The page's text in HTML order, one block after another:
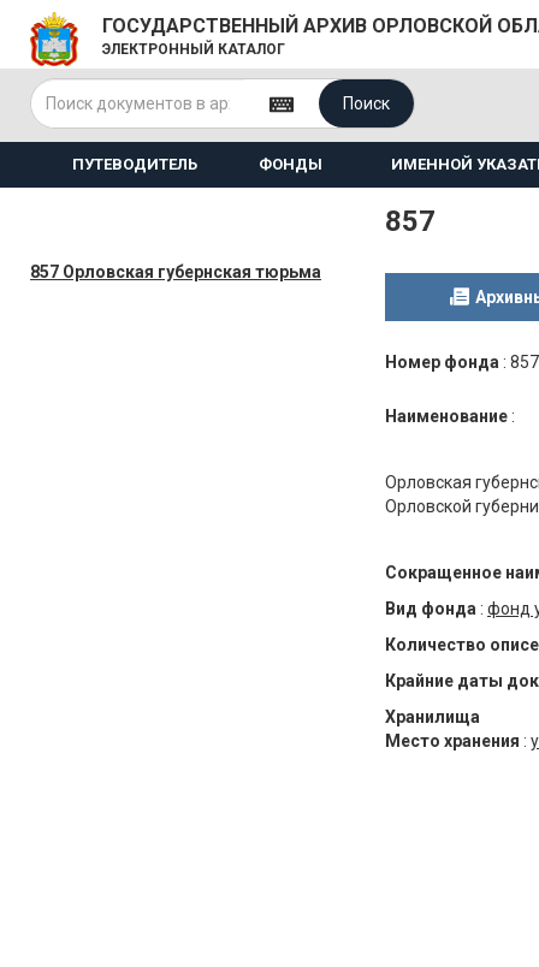
ГОСУДАРСТВЕННЫЙ АРХИВ ОРЛОВСКОЙ
ЭЛЕКТРОННЫЙ КАТАЛОГ
Поиск
ПУТЕВОДИТЕЛЬ ФОНДЫ ИМЕННОЙ
857 Орловская губернская тюрьма
857
Номер фонда : 857
Наименование :
Орловская
Орловской
Сокращенное
Вид фонда : фонд
Количество
Крайние даты
Хранилища
Место хранения :